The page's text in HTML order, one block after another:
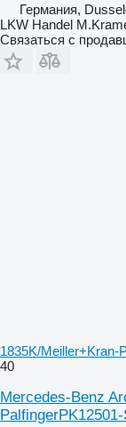
Германия,
LKW Handel
Связаться с
1835K/Meiller+Kran-
40
Mercedes-Benz